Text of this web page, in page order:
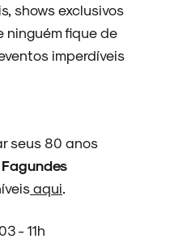
shows exclusivos
ninguém fique de
imperdíveis
seus 80 anos
aqui
- 11h